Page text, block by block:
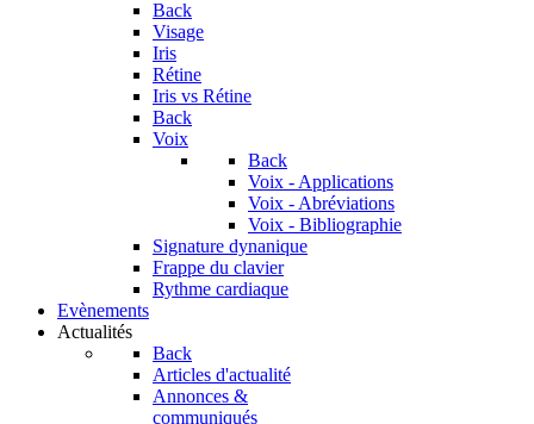
Back
Visage
Iris
Rétine
Iris vs Rétine
Back
Voix
Back
Voix - Applications
Voix - Abréviations
Voix - Bibliographie
Signature dynanique
Frappe du clavier
Rythme cardiaque
Evènements
Actualités
Back
Articles d'actualité
Annonces &
communiqués